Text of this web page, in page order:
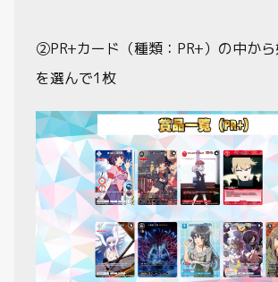
②PR+カード（種類：PR+）の中か
を選んで1枚